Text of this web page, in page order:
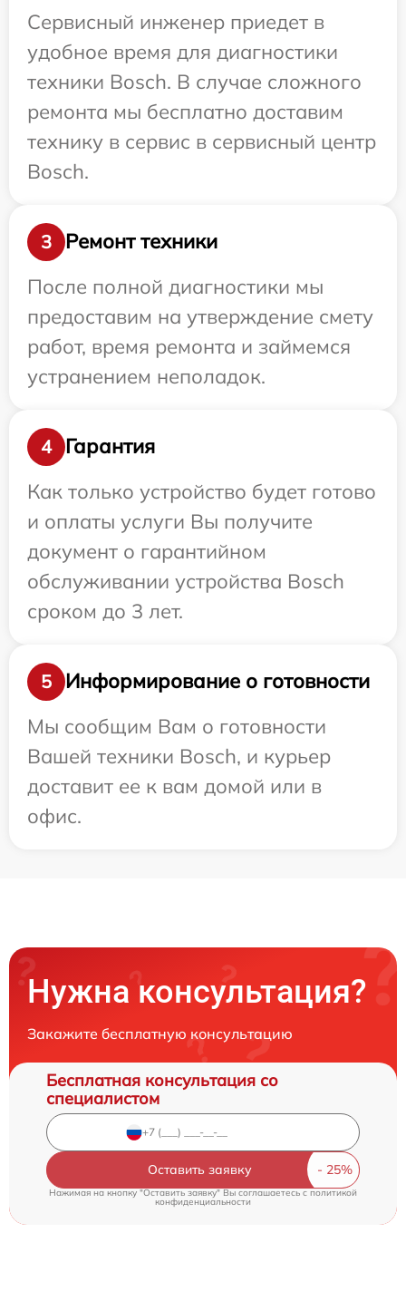
Сервисный инженер приедет в
удобное время для диагностики
техники Bosch. В случае сложного
ремонта мы бесплатно доставим
технику в сервис в сервисный центр
Bosch.
3
Ремонт техники
После полной диагностики мы
предоставим на утверждение смету
работ, время ремонта и займемся
устранением неполадок.
4
Гарантия
Как только устройство будет готово
и оплаты услуги Вы получите
документ о гарантийном
обслуживании устройства Bosch
сроком до 3 лет.
5
Информирование о готовности
Мы сообщим Вам о готовности
Вашей техники Bosch, и курьер
доставит ее к вам домой или в
офис.
Нужна консультация?
Закажите бесплатную консультацию
Бесплатная консультация со
специалистом
Оставить заявку
Нажимая на кнопку "Оставить заявку" Вы соглашаетесь cполитикой
конфиденциальности